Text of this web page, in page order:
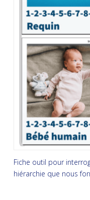
Fiche outil pour
hiérarchie que nous